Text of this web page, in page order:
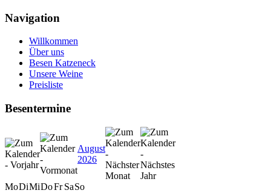
Navigation
Willkommen
Über uns
Besen Katzeneck
Unsere Weine
Preisliste
Besentermine
August
2026
MoDiMiDoFr SaSo